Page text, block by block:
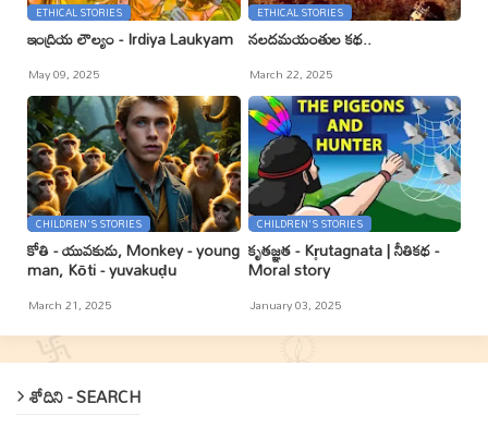
ETHICAL STORIES
ఇంద్రియ లౌల్యం - Irdiya Laukyam
May 09, 2025
ETHICAL STORIES
నలదమయంతుల కథ..
March 22, 2025
CHILDREN'S STORIES
కోతి - యువకుడు, Monkey - young
man, Kōti - yuvakuḍu
March 21, 2025
CHILDREN'S STORIES
కృతజ్ఞత - Kr̥utagnata | నీతికథ -
Moral story
January 03, 2025
శోదిని - SEARCH